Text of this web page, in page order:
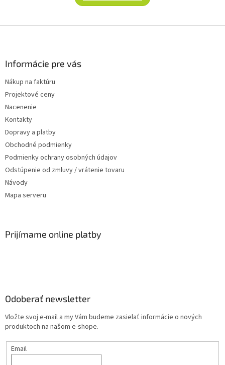
Informácie pre vás
Nákup na faktúru
Projektové ceny
Nacenenie
Kontakty
Dopravy a platby
Obchodné podmienky
Podmienky ochrany osobných údajov
Odstúpenie od zmluvy / vrátenie tovaru
Návody
Mapa serveru
Prijímame online platby
Odoberať newsletter
Vložte svoj e-mail a my Vám budeme zasielať informácie o nových
produktoch na našom e-shope.
Email